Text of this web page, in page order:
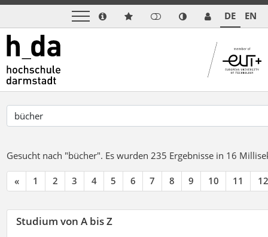
DE EN
Gesucht nach "bücher". Es wurden 235 Ergebnisse in 16
« 1 2 3 4 5 6 7 8 9 10 11 12
Studium von A bis Z